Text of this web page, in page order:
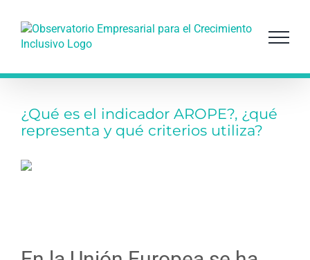
contenido
¿Qué es el indicador AROPE?, ¿qué
representa y qué criterios utiliza?